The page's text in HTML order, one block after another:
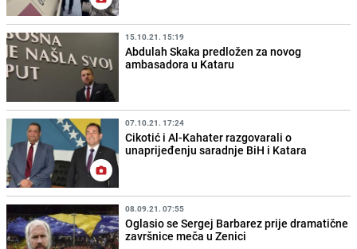
15.10.21. 15:19
Abdulah Skaka predložen za novog
ambasadora u Kataru
07.10.21. 17:24
Cikotić i Al-Kahater razgovarali o
unaprijeđenju saradnje BiH i Katara
08.09.21. 07:55
Oglasio se Sergej Barbarez prije dramatične
završnice meča u Zenici